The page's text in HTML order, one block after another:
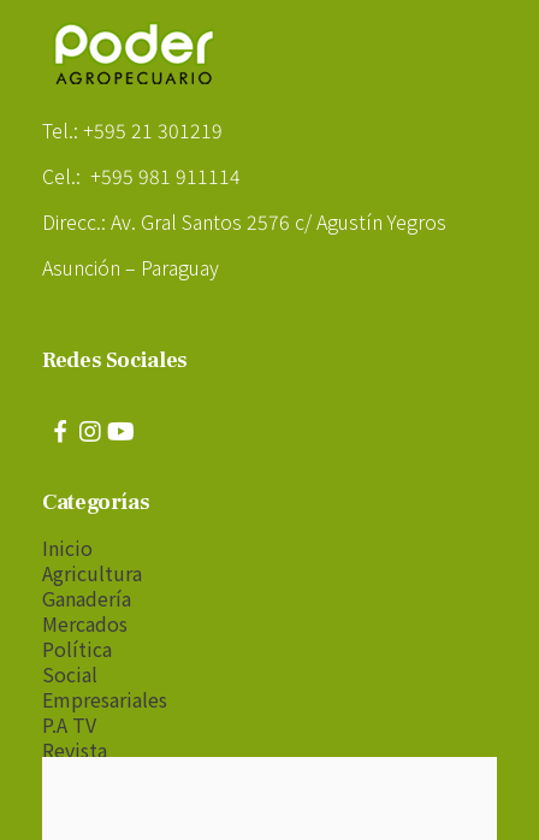
Tel.: +595 21 301219
Cel.: +595 981 911114
Direcc.: Av. Gral Santos 2576 c/ Agustín Yegros
Asunción – Paraguay
Redes Sociales
Categorías
Inicio
Agricultura
Ganadería
Mercados
Política
Social
Empresariales
P.A TV
Revista